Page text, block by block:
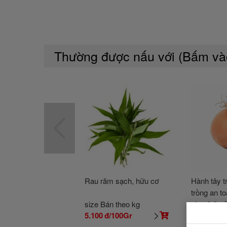
Thường được nấu với (Bấm
Rau răm sạch, hữu cơ
size Bán theo kg
5.100đ/100Gr
Hành tây
trồng an
size 2-3